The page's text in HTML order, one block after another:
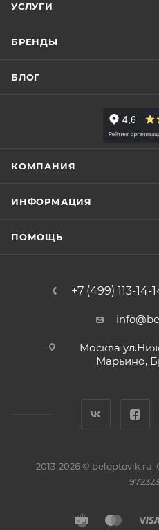
УСЛУГИ
БРЕНДЫ
БЛОГ
КОМПАНИЯ
ИНФОРМАЦИЯ
ПОМОЩЬ
+7 (499) 113-14-
Москва
Марьино,
2013-2026 ©